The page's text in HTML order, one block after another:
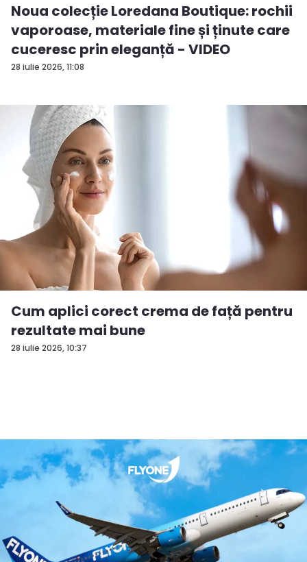
28 iulie 2026, 11:08
Noua colecție Loredana Boutique: rochii
vaporoase, materiale fine și ținute care
cuceresc prin eleganță - VIDEO
28 iulie 2026, 10:37
Cum aplici corect crema de față pentru
rezultate mai bune